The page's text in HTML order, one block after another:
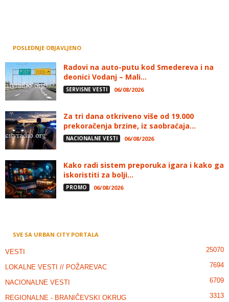
POSLEDNJE OBJAVLJENO
Radovi na auto-putu kod Smedereva i na
deonici Vodanj – Mali...
SERVISNE VESTI 06/08/2026
Za tri dana otkriveno više od 19.000
prekoračenja brzine, iz saobraćaja...
NACIONALNE VESTI 06/08/2026
Kako radi sistem preporuka igara i kako ga
iskoristiti za bolji...
PROMO 06/08/2026
SVE SA URBAN CITY PORTALA
VESTI 25070
LOKALNE VESTI // POŽAREVAC 7694
NACIONALNE VESTI 6709
REGIONALNE - BRANIČEVSKI OKRUG 3313